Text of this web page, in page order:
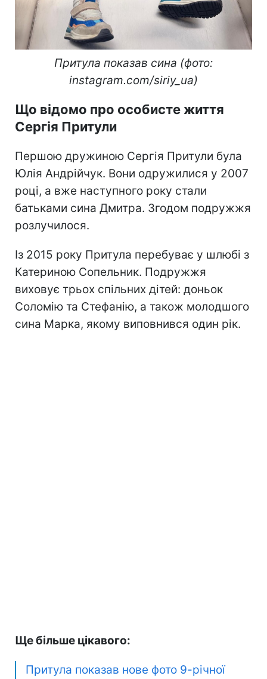
Притула показав сина (фото:
instagram.com/siriy_ua)
Що відомо про особисте життя
Сергія Притули
Першою дружиною Сергія Притули була
Юлія Андрійчук. Вони одружилися у 2007
році, а вже наступного року стали
батьками сина Дмитра. Згодом подружжя
розлучилося.
Із 2015 року Притула перебуває у шлюбі з
Катериною Сопельник. Подружжя
виховує трьох спільних дітей: доньок
Соломію та Стефанію, а також молодшого
сина Марка, якому виповнився один рік.
Ще більше цікавого:
Притула показав нове фото 9-річної